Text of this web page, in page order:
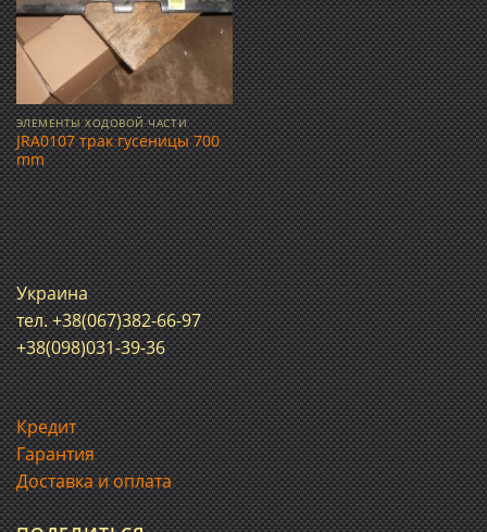
ЭЛЕМЕНТЫ ХОДОВОЙ ЧАСТИ
JRA0107 трак гусеницы 700
mm
Украина
тел. +38(067)382-66-97
+38(098)031-39-36
Кредит
Гарантия
Доставка и оплата